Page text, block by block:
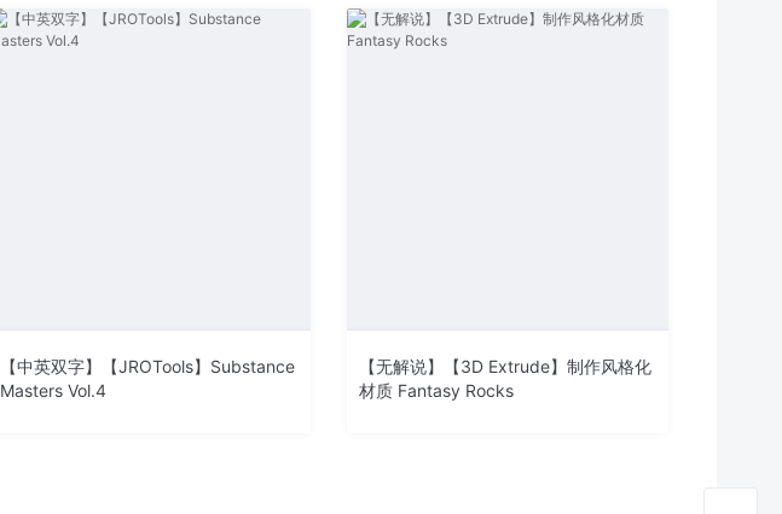
【中英双字】【JROTools】Substance
Masters Vol.4
【无解说】【3D Extrude】制作风格化
材质 Fantasy Rocks